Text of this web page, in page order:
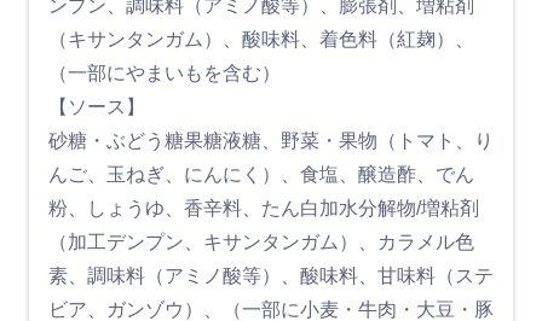
ンプン、調味料（アミノ酸等）、膨張剤、増粘剤
（キサンタンガム）、酸味料、着色料（紅麹）、
（一部にやまいもを含む）
【ソース】
砂糖・ぶどう糖果糖液糖、野菜・果物（トマト、り
んご、玉ねぎ、にんにく）、食塩、醸造酢、でん
粉、しょうゆ、香辛料、たん白加水分解物/増粘剤
（加工デンプン、キサンタンガム）、カラメル色
素、調味料（アミノ酸等）、酸味料、甘味料（ステ
ビア、ガンゾウ）、（一部に小麦・牛肉・大豆・豚